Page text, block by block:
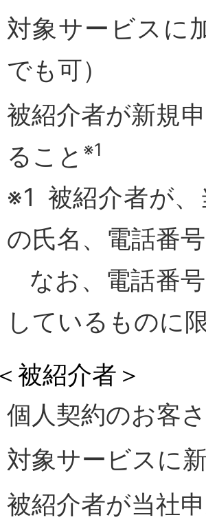
対象サービスに
でも可）
被紹介者が新規
ること ※1
※1 被紹介者が
の氏名、電話番
なお、電話番
しているものに
＜被紹介者＞
個人契約のお客
対象サービスに
被紹介者が当社